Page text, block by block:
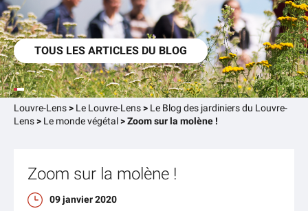
TOUS LES ARTICLES DU BLOG
Louvre-Lens> Le Louvre-Lens> Le Blog des jardiniers du Louvre-
Lens> Le monde végétal>Zoom sur la molène !
Zoom sur la molène !
09 janvier 2020